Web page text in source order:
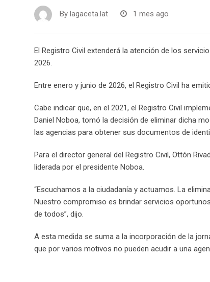
By lagaceta.lat 1 mes ago
El Registro Civil extenderá la atención de los
2026.
Entre enero y junio de 2026, el Registro Civil ha
Cabe indicar que, en el 2021, el Registro Civil
Daniel Noboa, tomó la decisión de eliminar dicha
las agencias para obtener sus documentos de
Para el director general del Registro Civil, Ottón
liderada por el presidente Noboa.
“Escuchamos a la ciudadanía y actuamos. La
Nuestro compromiso es brindar servicios
de todos”, dijo.
A esta medida se suma a la incorporación de la
que por varios motivos no pueden acudir a una